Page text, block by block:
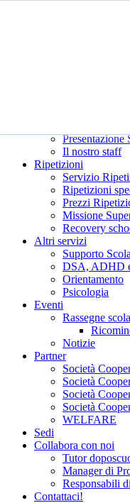
Presentazione
Il nostro staff
Ripetizioni
Servizio
Ripetizioni
Prezzi
Missione
Recovery
Altri servizi
Supporto
DSA, ADHD
Orientamento
Psicologia
Eventi
Rassegne
Notizie
Partner
Società
Società
Società
Società
WELFARE
Sedi
Collabora con noi
Tutor
Manager di
Responsabili
Contattaci!